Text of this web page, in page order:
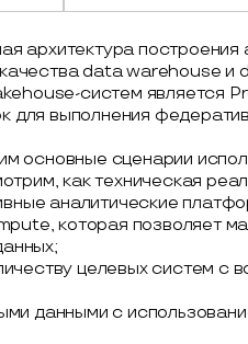
архитектура построения
data warehouse и
систем является
для выполнения
основные сценарии
как техническая
аналитические
которая позволяет
целевых систем с
данными с